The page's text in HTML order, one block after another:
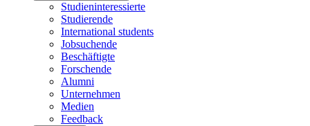
Studieninteressierte
Studierende
International students
Jobsuchende
Beschäftigte
Forschende
Alumni
Unternehmen
Medien
Feedback